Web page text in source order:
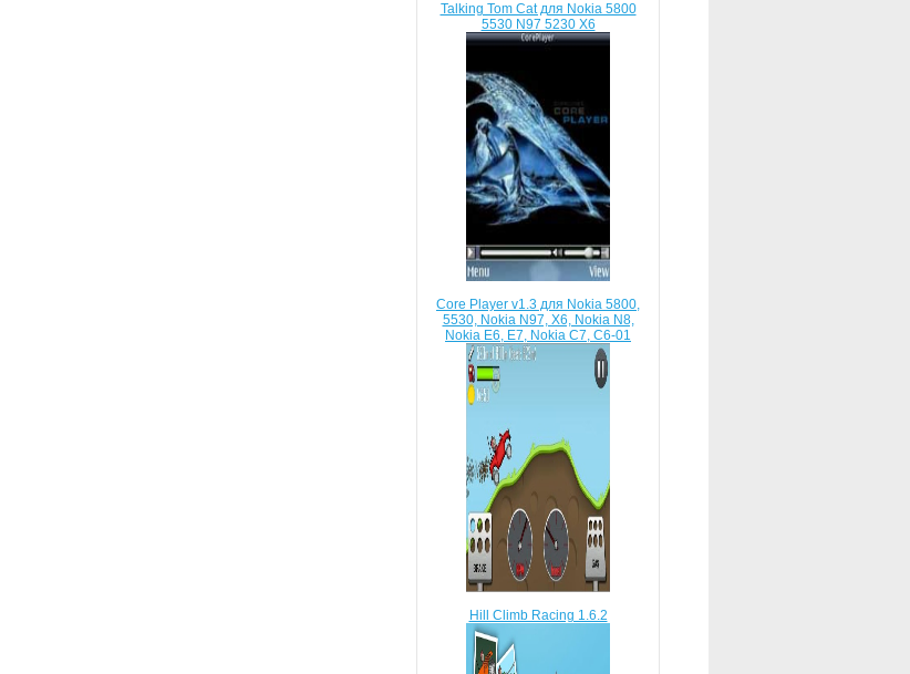
Talking Tom Cat для Nokia 5800
5530 N97 5230 X6
Core Player v1.3 для Nokia 5800,
5530, Nokia N97, X6, Nokia N8,
Nokia E6, E7, Nokia C7, C6-01
Hill Climb Racing 1.6.2